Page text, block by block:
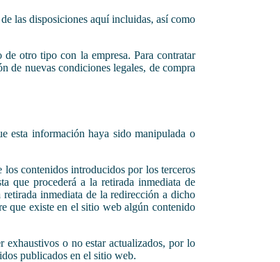
las disposiciones aquí incluidas, así como
otro tipo con la empresa. Para contratar
de nuevas condiciones legales, de compra
esta información haya sido manipulada o
los contenidos introducidos por los terceros
que procederá a la retirada inmediata de
inmediata de la redirección a dicho
que existe en el sitio web algún contenido
exhaustivos o no estar actualizados, por lo
publicados en el sitio web.